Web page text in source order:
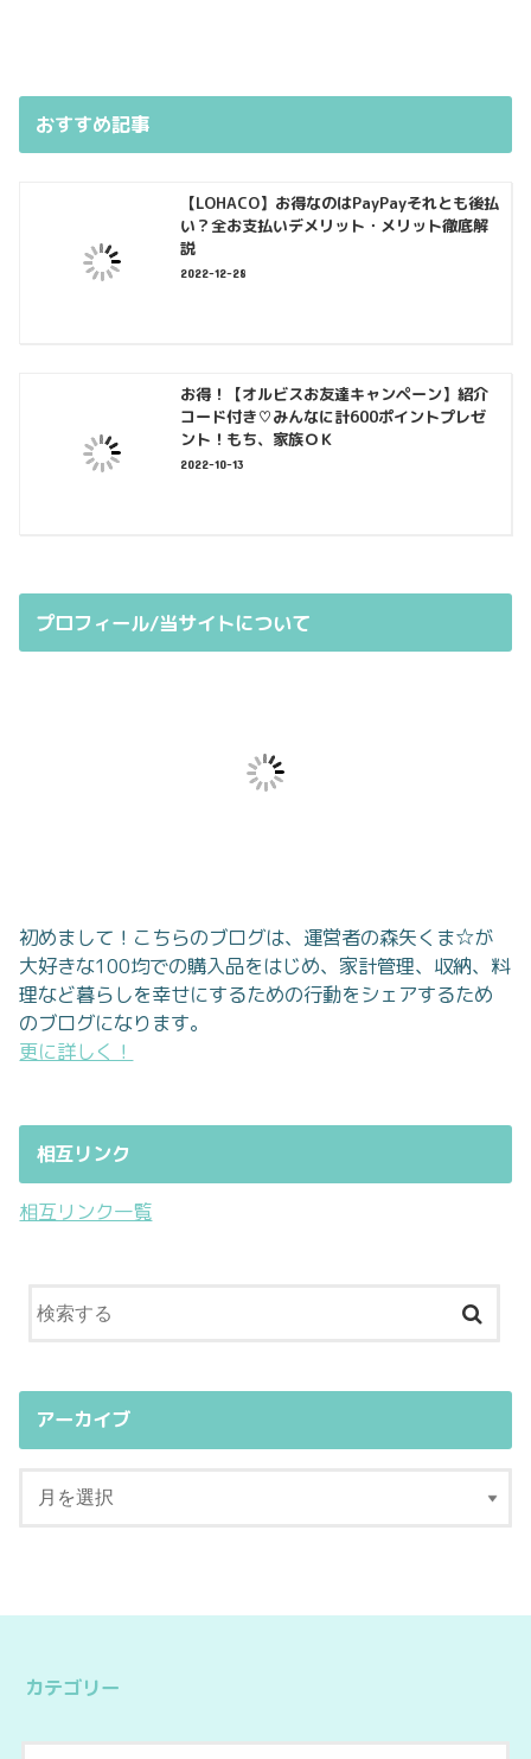
おすすめ記事
【LOHACO】お得なのはPayPayそれとも後払
い？全お支払いデメリット・メリット徹底解
説
2022-12-28
お得！【オルビスお友達キャンペーン】紹介
コード付き♡みんなに計600ポイントプレゼ
ント！もち、家族ＯＫ
2022-10-13
プロフィール/当サイトについて
初めまして！こちらのブログは、運営者の森矢くま☆が
大好きな100均での購入品をはじめ、家計管理、収納、料
理など暮らしを幸せにするための行動をシェアするため
のブログになります。
更に詳しく！
相互リンク
相互リンク一覧
アーカイブ
カテゴリー